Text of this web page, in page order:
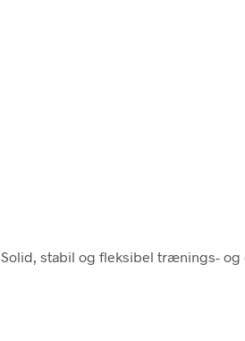
. Solid, stabil og fleksibel trænings- og